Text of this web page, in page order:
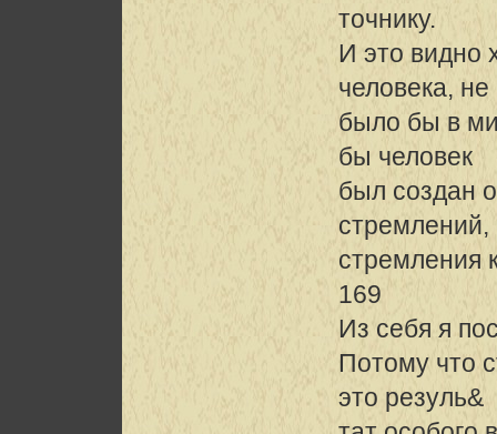
точнику.
И это видно
человека, не
было бы в
бы человек
был создан
стремлений,
стремления
169
Из себя я
Потому что
это резуль&